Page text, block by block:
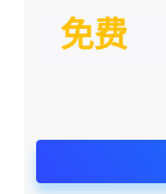
免费